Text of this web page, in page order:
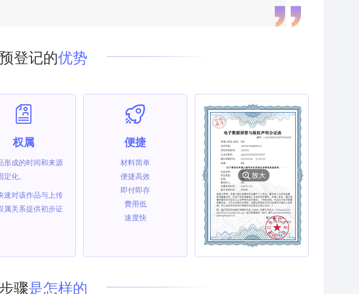
登记的优势
权属
形成的时间和来源
化。
速对该作品与上传
属关系提供初步证
便捷
材料简单
便捷高效
即付即存
费用低
速度快
骤是怎样的